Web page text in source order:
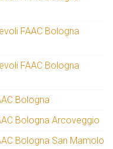
FAAC Bologna
FAAC Bologna
Bologna
Bologna Arcoveggio
Bologna San Mamolo